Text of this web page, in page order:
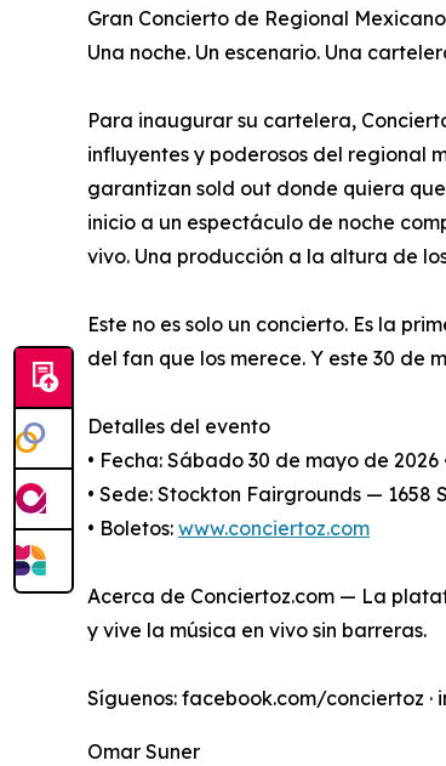
Gran Concierto de Regional
Una noche. Un escenario. Una
Para inaugurar su cartelera,
influyentes y poderosos del regional
garantizan sold out donde quiera
inicio a un espectáculo de noche
vivo. Una producción a la altura de
Este no es solo un concierto. Es la
del fan que los merece. Y este 30 de
Detalles del evento
• Fecha: Sábado 30 de mayo de 2026
• Sede: Stockton Fairgrounds — 1658
• Boletos: www.conciertoz.com
Acerca de Conciertoz.com — La
y vive la música en vivo sin barreras.
Síguenos: facebook.com/conciertoz
Omar Suner